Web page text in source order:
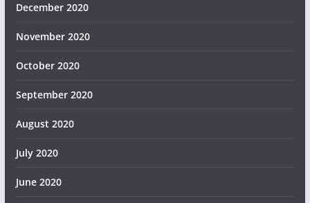
December 2020
November 2020
October 2020
September 2020
August 2020
July 2020
June 2020